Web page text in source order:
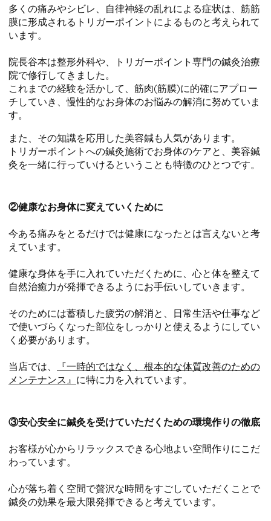
多くの痛みやシビレ、自律神経の乱れによる症状は、筋筋
膜に形成されるトリガーポイントによるものと考えられて
います。
院長谷本は整形外科や、トリガーポイント専門の鍼灸治療
院で修行してきました。
これまでの経験を活かして、筋肉(筋膜)に的確にアプロー
チしていき、慢性的なお身体のお悩みの解消に努めていま
す。
また、その知識を応用した美容鍼も人気があります。
トリガーポイントへの鍼灸施術でお身体のケアと、美容鍼
灸を一緒に行っていけるということも特徴のひとつです。
②健康なお身体に変えていくために
今ある痛みをとるだけでは健康になったとは言えないと考
えています。
健康な身体を手に入れていただくために、心と体を整えて
自然治癒力が発揮できるようにお手伝いしていきます。
そのためには蓄積した疲労の解消と、日常生活や仕事など
で使いづらくなった部位をしっかりと使えるようにしてい
く必要があります。
当店では、
『一時的ではなく、根本的な体質改善のための
メンテナンス』 に特に力を入れています。
③安心安全に鍼灸を受けていただくための環境作りの徹底
お客様が心からリラックスできる心地よい空間作りにこだ
わっています。
心が落ち着く空間で贅沢な時間をすごしていただくことで
鍼灸の効果を最大限発揮できると考えています。